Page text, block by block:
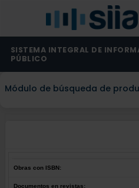
SISTEMA INTEGRAL DE
PÚBLICO
Módulo de búsqueda de
Obras con ISBN:
Documentos en revistas: